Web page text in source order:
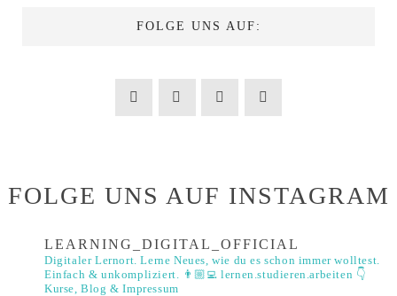
FOLGE UNS AUF:
FOLGE UNS AUF INSTAGRAM
LEARNING_DIGITAL_OFFICIAL
Digitaler Lernort. Lerne Neues, wie du es schon immer wolltest.
Einfach & unkompliziert. 👨🏼‍💻 lernen.studieren.arbeiten 👇
Kurse, Blog & Impressum